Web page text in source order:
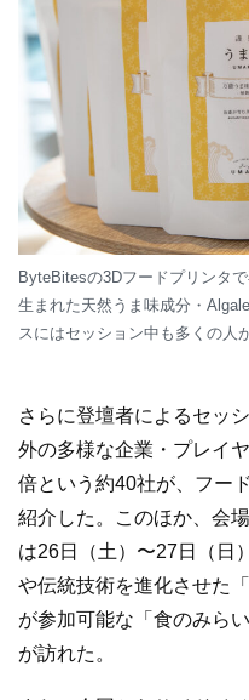
ByteBitesの3Dフードプリンタ
生まれた天然うま味成分・
スにはセッション中も多くの人
さらに登壇者によるセッ
外の多様な企業・プレイ
倍という約40社が、フー
紹介した。このほか、会
は26日（土）〜27日（日
や伝統技術を進化させた
が参加可能な「食のみら
が訪れた。